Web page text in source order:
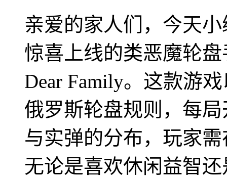
亲爱的家人们，今天
惊喜上线的类恶魔轮
Dear Family。这款游
俄罗斯轮盘规则，每
与实弹的分布，玩家
无论是喜欢休闲益智